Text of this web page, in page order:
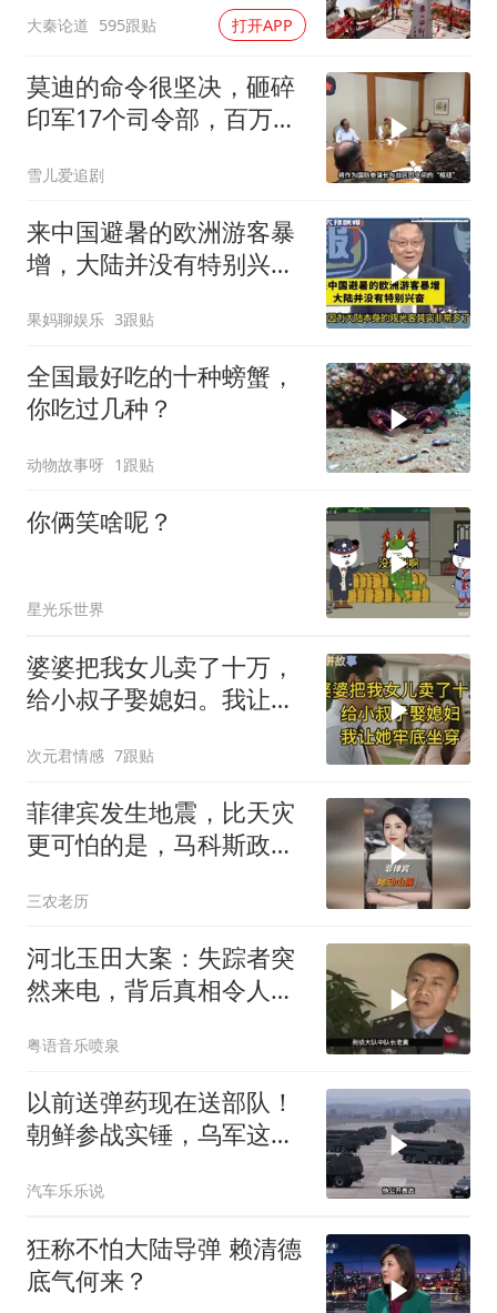
大秦论道 595跟贴 打开APP
莫迪的命令很坚决，砸碎
印军17个司令部，百万印
雪儿爱追剧
来中国避暑的欧洲游客暴
增，大陆并没有特别兴
果妈聊娱乐 3跟贴
全国最好吃的十种螃蟹，
你吃过几种？
动物故事呀 1跟贴
你俩笑啥呢？
星光乐世界
婆婆把我女儿卖了十万，
给小叔子娶媳妇。我让她
次元君情感 7跟贴
菲律宾发生地震，比天灾
更可怕的是，马科斯政府
三农老历
河北玉田大案：失踪者突
然来电，背后真相令人震
粤语音乐喷泉
以前送弹药现在送部队！
朝鲜参战实锤，乌军这波
汽车乐乐说
狂称不怕大陆导弹 赖清德
底气何来？